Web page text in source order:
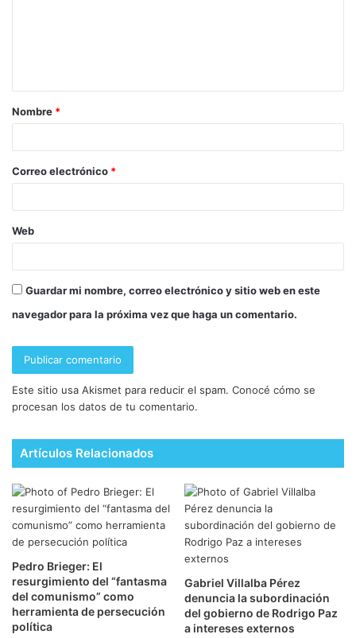
Nombre *
Correo electrónico *
Web
Guardar mi nombre, correo electrónico y sitio web en este
navegador para la próxima vez que haga un comentario.
Este sitio usa Akismet para reducir el spam. Conocé cómo se
procesan los datos de tu comentario.
Artículos Relacionados
Pedro Brieger: El
resurgimiento del “fantasma
del comunismo” como
herramienta de persecución
política
Gabriel Villalba Pérez
denuncia la subordinación
del gobierno de Rodrigo Paz
a intereses externos